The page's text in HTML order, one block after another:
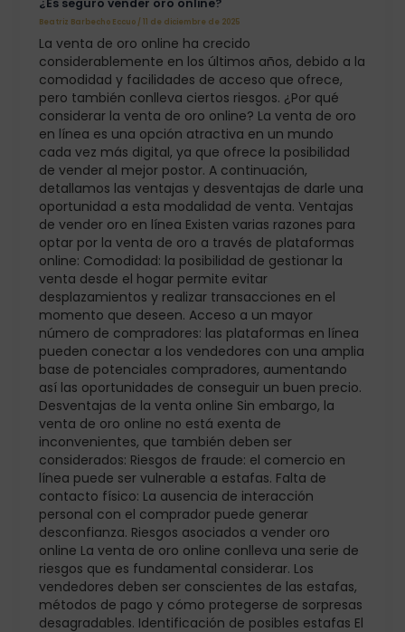
Beatriz Barbecho Eccuo / 11 de diciembre de 2025
La venta de oro online ha crecido
considerablemente en los últimos años, debido a la
comodidad y facilidades de acceso que ofrece,
pero también conlleva ciertos riesgos. ¿Por qué
considerar la venta de oro online? La venta de oro
en línea es una opción atractiva en un mundo
cada vez más digital, ya que ofrece la posibilidad
de vender al mejor postor. A continuación,
detallamos las ventajas y desventajas de darle una
oportunidad a esta modalidad de venta. Ventajas
de vender oro en línea Existen varias razones para
optar por la venta de oro a través de plataformas
online: Comodidad: la posibilidad de gestionar la
venta desde el hogar permite evitar
desplazamientos y realizar transacciones en el
momento que deseen. Acceso a un mayor
número de compradores: las plataformas en línea
pueden conectar a los vendedores con una amplia
base de potenciales compradores, aumentando
así las oportunidades de conseguir un buen precio.
Desventajas de la venta online Sin embargo, la
venta de oro online no está exenta de
inconvenientes, que también deben ser
considerados: Riesgos de fraude: el comercio en
línea puede ser vulnerable a estafas. Falta de
contacto físico: La ausencia de interacción
personal con el comprador puede generar
desconfianza. Riesgos asociados a vender oro
online La venta de oro online conlleva una serie de
riesgos que es fundamental considerar. Los
vendedores deben ser conscientes de las estafas,
métodos de pago y cómo protegerse de sorpresas
desagradables. Identificación de posibles estafas El